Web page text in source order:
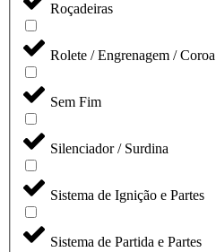
Roçadeiras
Rolete / Engrenagem / Coroa
Sem Fim
Silenciador / Surdina
Sistema de Ignição e Partes
Sistema de Partida e Partes